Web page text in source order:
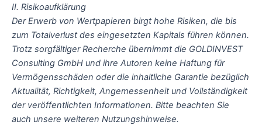
II. Risikoaufklärung
Der Erwerb von Wertpapieren birgt hohe Risiken, die bis
zum Totalverlust des eingesetzten Kapitals führen können.
Trotz sorgfältiger Recherche übernimmt die GOLDINVEST
Consulting GmbH und ihre Autoren keine Haftung für
Vermögensschäden oder die inhaltliche Garantie bezüglich
Aktualität, Richtigkeit, Angemessenheit und Vollständigkeit
der veröffentlichten Informationen. Bitte beachten Sie
auch unsere weiteren Nutzungshinweise.